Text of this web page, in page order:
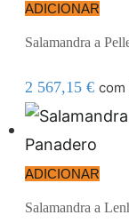
ADICIONAR
Salamandra a
2 567,15 € com
ADICIONAR
Salamandra a